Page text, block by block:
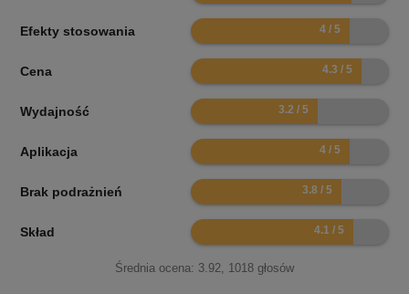
Efekty stosowania 8
Cena 8.6
Wydajność 6.4
Aplikacja 8
Brak podrażnień 7.6
Skład 8.2
Średnia ocena: 3.92, 1018 głosów